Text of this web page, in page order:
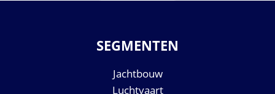
SEGMENTEN
Jachtbouw
Luchtvaart